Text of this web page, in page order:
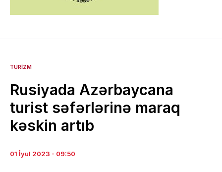
TURIZM
Rusiyada Azərbaycana
turist səfərlərinə maraq
kəskin artıb
01 İyul 2023 - 09:50